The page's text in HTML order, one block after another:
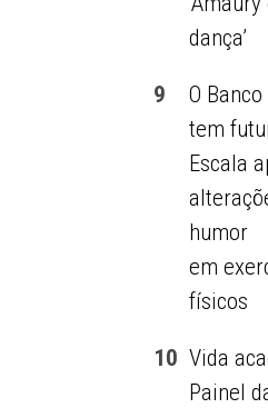
dança’
9
O
tem
Escala
humor
em
físicos
10 Vida
Painel